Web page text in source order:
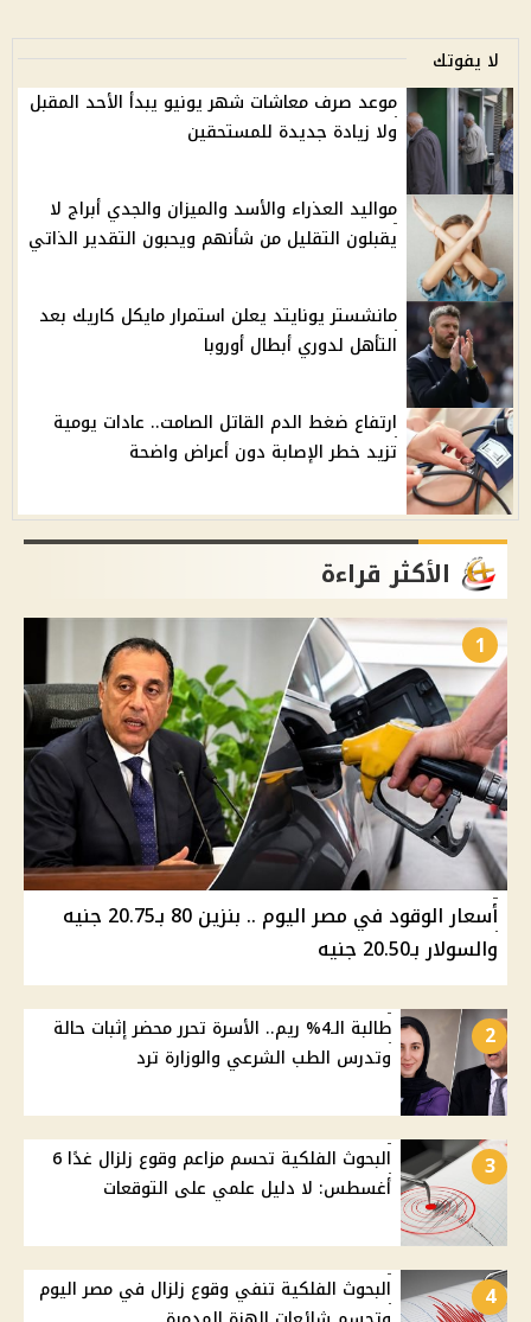
لا يفوتك
موعد صرف معاشات شهر يونيو يبدأ الأحد المقبل
ولا زيادة جديدة للمستحقين
مواليد العذراء والأسد والميزان والجدي أبراج لا
يقبلون التقليل من شأنهم ويحبون التقدير الذاتي
مانشستر يونايتد يعلن استمرار مايكل كاريك بعد
التأهل لدوري أبطال أوروبا
ارتفاع ضغط الدم القاتل الصامت.. عادات يومية
تزيد خطر الإصابة دون أعراض واضحة
الأكثر قراءة
1
أسعار الوقود في مصر اليوم .. بنزين 80 بـ20.75 جنيه
والسولار بـ20.50 جنيه
2
طالبة الـ4% ريم.. الأسرة تحرر محضر إثبات حالة
وتدرس الطب الشرعي والوزارة ترد
3
البحوث الفلكية تحسم مزاعم وقوع زلزال غدًا 6
أغسطس: لا دليل علمي على التوقعات
4
البحوث الفلكية تنفي وقوع زلزال في مصر اليوم